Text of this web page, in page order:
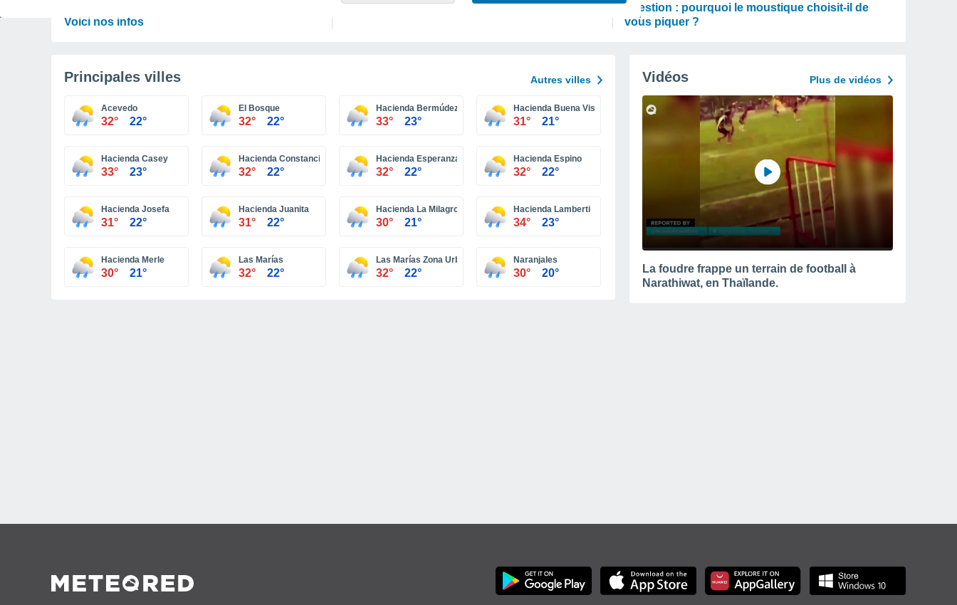
Voici nos infos
en force, jusqu'à 38°C attendus
question : pourquoi le moustique choisit-il de
vous piquer ?
Principales villes Autres villes
Acevedo
32° 22°
El Bosque
32° 22°
Hacienda Bermúdez
33° 23°
Hacienda Buena Vista
31° 21°
Hacienda Casey
33° 23°
Hacienda Constancia
32° 22°
Hacienda Esperanza
32° 22°
Hacienda Espino
32° 22°
Hacienda Josefa
31° 22°
Hacienda Juanita
31° 22°
Hacienda La Milagrosa
30° 21°
Hacienda Lamberti
34° 23°
Hacienda Merle
30° 21°
Las Marías
32° 22°
Las Marías Zona Urbana
32° 22°
Naranjales
30° 20°
Vidéos Plus de vidéos
La foudre frappe un terrain de football à
Narathiwat, en Thaïlande.